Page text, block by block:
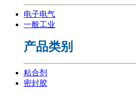
电子电气
一般工业
产品类别
粘合剂
密封胶